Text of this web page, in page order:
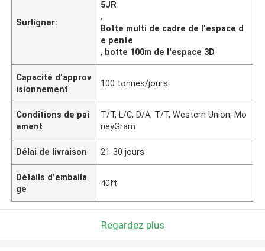
Surligner:
5JR
,
Botte multi de cadre de l'espace d
e pente
, botte 100m de l'espace 3D
Capacité d'approv
isionnement
100 tonnes/jours
Conditions de pai
ement
T/T, L/C, D/A, T/T, Western Union, Mo
neyGram
Délai de livraison 21-30 jours
Détails d'emballa
ge
40ft
Regardez plus